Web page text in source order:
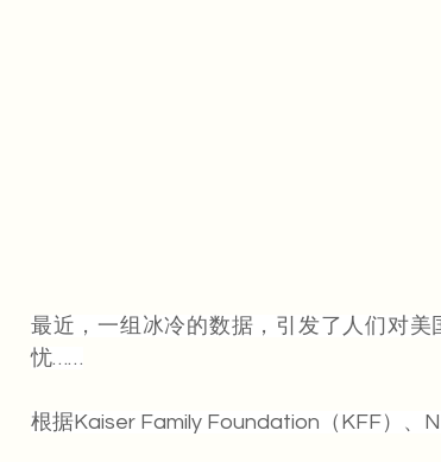
最近，一组冰冷的数据，引发了人们对
忧……
根据Kaiser Family Foundation（KFF）、